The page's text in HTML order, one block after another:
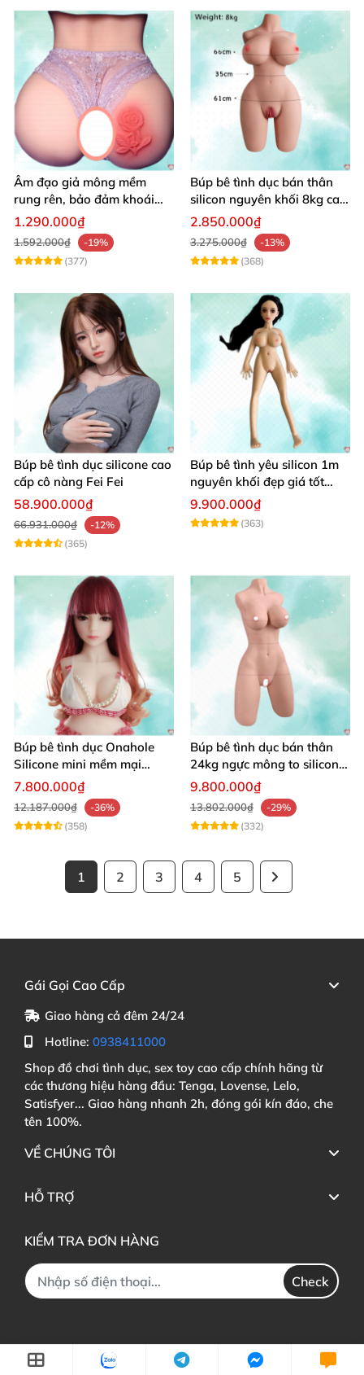
Âm đạo giả mông mềm
rung rên, bảo đảm khoái
cảm vượt trội
1.290.000₫
1.592.000₫
-19%
(377)
Búp bê tình dục bán thân
silicon nguyên khối 8kg cao
cấp mô phỏng người thật
2.850.000₫
3.275.000₫
-13%
(368)
Búp bê tình dục silicone cao
cấp cô nàng Fei Fei
58.900.000₫
66.931.000₫
-12%
(365)
Búp bê tình yêu silicon 1m
nguyên khối đẹp giá tốt
giao nhanh
9.900.000₫
(363)
Búp bê tình dục Onahole
Silicone mini mềm mại
54cm
7.800.000₫
12.187.000₫
-36%
(358)
Búp bê tình dục bán thân
24kg ngực mông to silicon y
tế siêu thật
9.800.000₫
13.802.000₫
-29%
(332)
1 2 3 4 5
Gái Gọi Cao Cấp
Giao hàng cả đêm 24/24
Hotline: 0938411000
Shop đồ chơi tình dục, sex toy cao cấp chính hãng từ
các thương hiệu hàng đầu: Tenga, Lovense, Lelo,
Satisfyer... Giao hàng nhanh 2h, đóng gói kín đáo, che
tên 100%.
VỀ CHÚNG TÔI
HỖ TRỢ
KIỂM TRA ĐƠN HÀNG
Check